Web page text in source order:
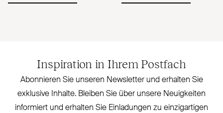
Inspiration in Ihrem Postfach
Abonnieren Sie unseren Newsletter und erhalten Sie
exklusive Inhalte. Bleiben Sie über unsere Neu­igkeiten
informiert und erhalten Sie Ein­ladungen zu ein­zig­artigen